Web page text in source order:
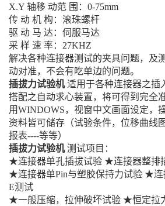
X.Y 轴移 动范 围：0-75mm
传 动 机 构：滚珠螺杆
驱 动 马 达：伺服马达
采 样 速 率：27KHZ
解决各种连接器测试的夹具问题，及
动对准，不会有吃单边的问题。
插拔力试验机适用于各种连接器之插
搭配之自动求心装置，将可得到完全
用WINDOWS，视窗中文画面设定，
资料皆可储存（试验条件，位移曲线
报表----等等）
插拔力试验机测试项目：
★连接器单孔插拔试验 ★连接器整排
★连接器单Pin与塑胶保持力试验 ★连
E测试
★一般压缩，拉伸破坏试验 ★恒定拉